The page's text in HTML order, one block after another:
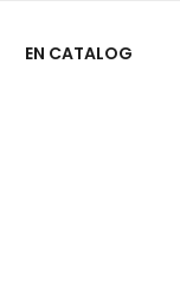
EN CATALOG